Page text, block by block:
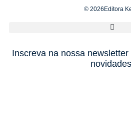
© 2026Editora
Inscreva na nossa